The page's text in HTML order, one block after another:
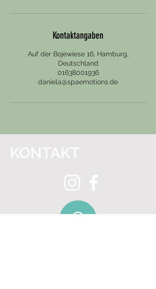
Kontaktangaben
Auf der Bojewiese 16, Hamburg,
Deutschland
01638001936
daniela@spaemotions.de
KONTAKT